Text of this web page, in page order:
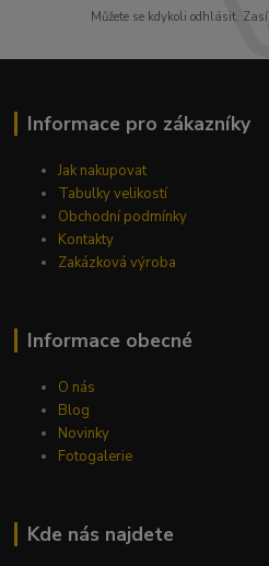
Můžete se kdykoli odhlásit.
Informace pro zákazníky
Jak nakupovat
Tabulky velikostí
Obchodní podmínky
Kontakty
Zakázková výroba
Informace obecné
O nás
Blog
Novinky
Fotogalerie
Kde nás najdete